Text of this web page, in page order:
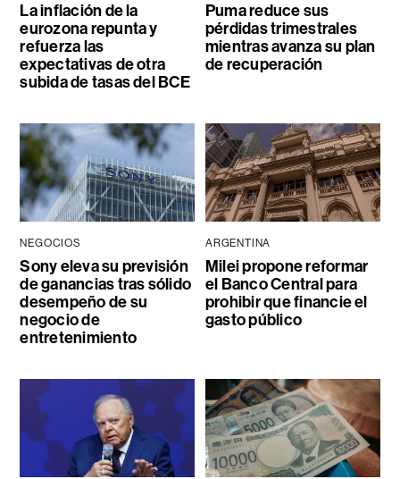
La inflación de la
eurozona repunta y
refuerza las
expectativas de otra
subida de tasas del BCE
Puma reduce sus
pérdidas trimestrales
mientras avanza su plan
de recuperación
NEGOCIOS
Sony eleva su previsión
de ganancias tras sólido
desempeño de su
negocio de
entretenimiento
ARGENTINA
Milei propone reformar
el Banco Central para
prohibir que financie el
gasto público